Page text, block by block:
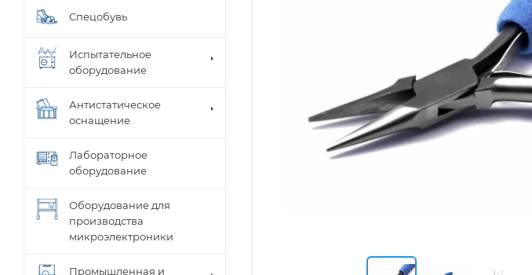
Спецобувь
Испытательное
оборудование
Антистатическое
оснащение
Лабораторное
оборудование
Оборудование для
производства
микроэлектроники
Промышленная и